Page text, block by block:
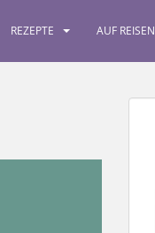
REZEPTE AUF REISEN